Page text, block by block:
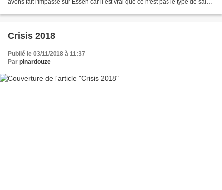
avons fait l'impasse sur Essen car il est vrai que ce n'est pas le type de salon
Crisis 2018
Publié le 03/11/2018 à 11:37
Par pinardouze